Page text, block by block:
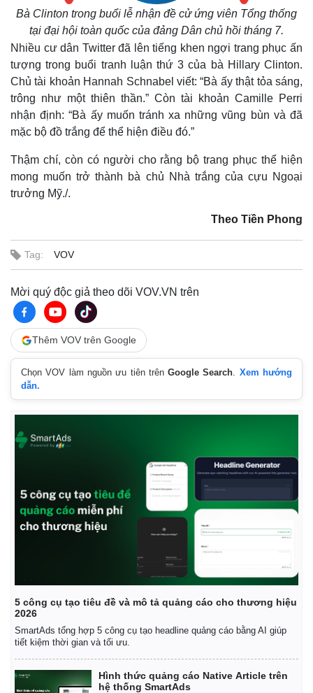
Thế giới
Quan sát
Cuộc sống đó đây
Hồ sơ
Multimedia
Video
Ảnh
E-Magazine
Infographic
Bà Clinton trong buổi lễ nhận đề cử ứng viên Tổng thống
tại đại hội toàn quốc của đảng Dân chủ hồi tháng 7.
Nhiều cư dân Twitter đã lên tiếng khen ngợi trang phục ấn
tượng trong buổi tranh luận thứ 3 của bà Hillary Clinton.
Chủ tài khoản Hannah Schnabel viết: “Bà ấy thật tỏa sáng,
trông như một thiên thần.” Còn tài khoản Camille Perri
nhận định: “Bà ấy muốn tránh xa những vũng bùn và đã
mặc bộ đồ trắng để thể hiện điều đó.”
Thậm chí, còn có người cho rằng bộ trang phục thể hiện
mong muốn trở thành bà chủ Nhà trắng của cựu Ngoại
trưởng Mỹ./.
Theo Tiền Phong
Tag: VOV
Mời quý độc giả theo dõi VOV.VN trên
Thêm VOV trên Google
Chọn VOV làm nguồn ưu tiên trênGoogle Search. Xem hướng
dẫn.
5 công cụ tạo tiêu đề và mô tả quảng cáo cho thương hiệu
2026
SmartAds tổng hợp 5 công cụ tạo headline quảng cáo bằng AI giúp
tiết kiệm thời gian và tối ưu.
Hình thức quảng cáo Native Article trên
hệ thống SmartAds